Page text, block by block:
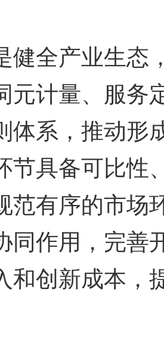
全产业生态
元计量、服务
体系，推动形
节具备可比性
范有序的市场
同作用，完善
和创新成本，